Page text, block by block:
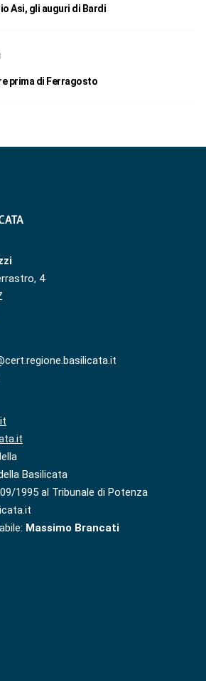
Asi, gli auguri di Bardi
prima di Ferragosto
4
Basilicata
1995 al Tribunale di Potenza
Massimo Brancati